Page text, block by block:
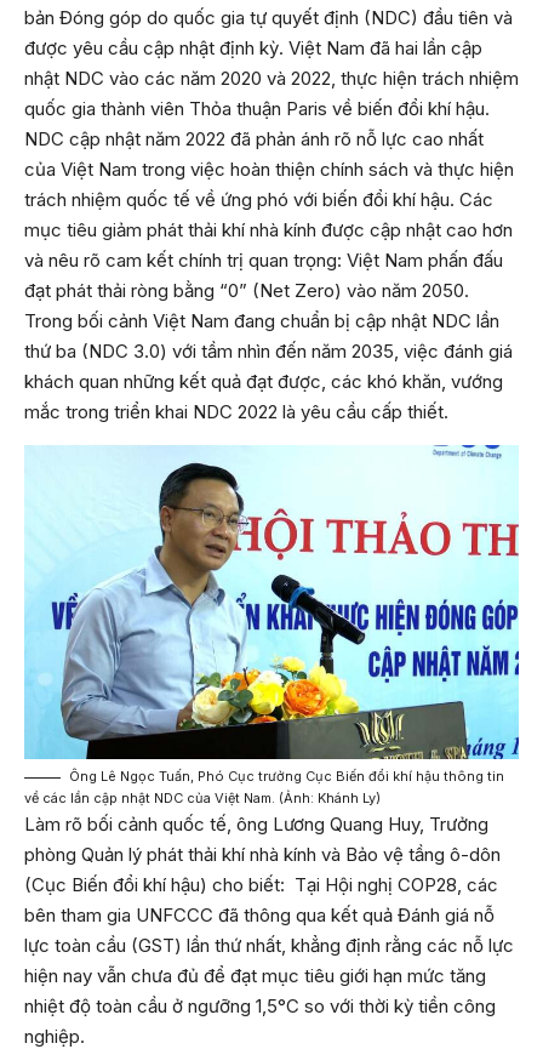
bản Đóng góp do quốc gia tự quyết định (NDC) đầu tiên và
được yêu cầu cập nhật định kỳ. Việt Nam đã hai lần cập
nhật NDC vào các năm 2020 và 2022, thực hiện trách nhiệm
quốc gia thành viên Thỏa thuận Paris về biến đổi khí hậu.
NDC cập nhật năm 2022 đã phản ánh rõ nỗ lực cao nhất
của Việt Nam trong việc hoàn thiện chính sách và thực hiện
trách nhiệm quốc tế về ứng phó với biến đổi khí hậu. Các
mục tiêu giảm phát thải khí nhà kính được cập nhật cao hơn
và nêu rõ cam kết chính trị quan trọng: Việt Nam phấn đấu
đạt phát thải ròng bằng “0” (Net Zero) vào năm 2050.
Trong bối cảnh Việt Nam đang chuẩn bị cập nhật NDC lần
thứ ba (NDC 3.0) với tầm nhìn đến năm 2035, việc đánh giá
khách quan những kết quả đạt được, các khó khăn, vướng
mắc trong triển khai NDC 2022 là yêu cầu cấp thiết.
Ông Lê Ngọc Tuấn, Phó Cục trưởng Cục Biến đổi khí hậu thông tin
về các lần cập nhật NDC của Việt Nam. (Ảnh: Khánh Ly)
Làm rõ bối cảnh quốc tế, ông Lương Quang Huy, Trưởng
phòng Quản lý phát thải khí nhà kính và Bảo vệ tầng ô-dôn
(Cục Biến đổi khí hậu) cho biết: Tại Hội nghị COP28, các
bên tham gia UNFCCC đã thông qua kết quả Đánh giá nỗ
lực toàn cầu (GST) lần thứ nhất, khẳng định rằng các nỗ lực
hiện nay vẫn chưa đủ để đạt mục tiêu giới hạn mức tăng
nhiệt độ toàn cầu ở ngưỡng 1,5°C so với thời kỳ tiền công
nghiệp.